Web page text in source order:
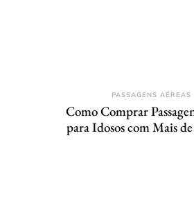
PASSAGENS AÉREAS
Como Comprar
para Idosos com Mais